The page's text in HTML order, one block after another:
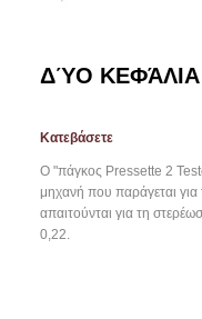
ΔΎΟ ΚΕΦΆΛΙΑ
Κατεβάσετε
Ο "πάγκος Pressette 2
μηχανή που παράγεται
απαιτούνται για τη
0,22.